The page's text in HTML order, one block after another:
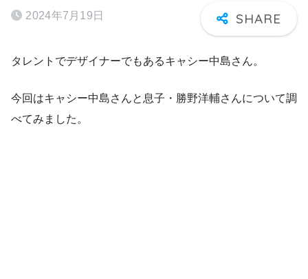
2024年7月19日
タレントでデザイナーでもあるキャシー中島さん。
今回はキャシー中島さんと息子・勝野洋輔さんについて調
べてみました。